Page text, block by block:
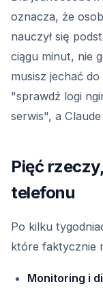
oznacza, że
nauczył się
ciągu minut, nie
musisz jechać
"sprawdź logi
serwis", a
Pięć
telefonu
Po kilku
które faktycznie
Monitoring i